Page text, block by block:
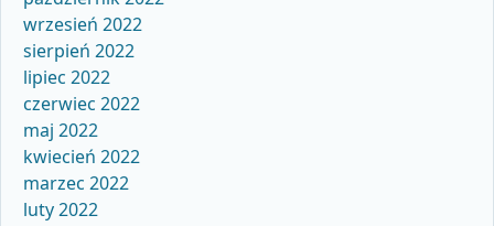
wrzesień 2022
sierpień 2022
lipiec 2022
czerwiec 2022
maj 2022
kwiecień 2022
marzec 2022
luty 2022